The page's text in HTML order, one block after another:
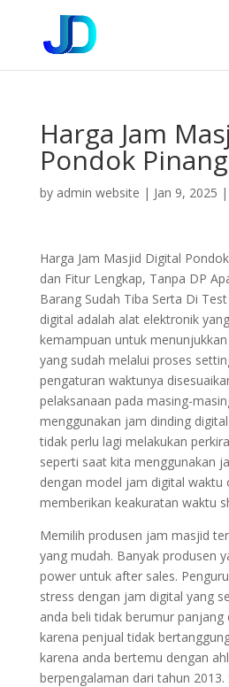
Harga Jam
Pondok Pinang
by admin website | Jan 9, 2025 |
Harga Jam Masjid Digital
dan Fitur Lengkap, Tanpa DP
Barang Sudah Tiba Serta Di
digital adalah alat elektronik
kemampuan untuk
yang sudah melalui proses
pengaturan waktunya
pelaksanaan pada masing-
menggunakan jam dinding
tidak perlu lagi melakukan
seperti saat kita menggunakan
dengan model jam digital waktu
memberikan keakuratan waktu
Memilih produsen jam masjid
yang mudah. Banyak produsen
power untuk after sales.
stress dengan jam digital yang
anda beli tidak berumur panjang
karena penjual tidak
karena anda bertemu dengan
berpengalaman dari tahun